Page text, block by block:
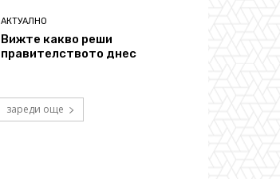
АКТУАЛНО
Вижте какво реши
правителството днес
зареди още